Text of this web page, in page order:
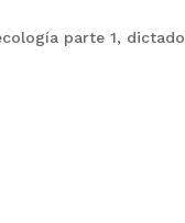
parte 1,